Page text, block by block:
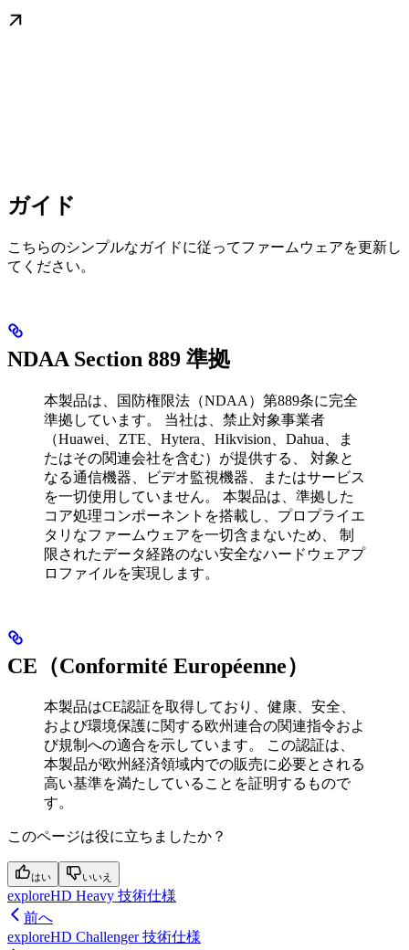
ガイド
こちらのシンプルなガイドに従ってファームウェアを更新し
てください。
NDAA Section 889 準拠
本製品は、国防権限法（NDAA）第889条に完全
準拠しています。 当社は、禁止対象事業者
（Huawei、ZTE、Hytera、Hikvision、Dahua、ま
たはその関連会社を含む）が提供する、 対象と
なる通信機器、ビデオ監視機器、またはサービス
を一切使用していません。 本製品は、準拠した
コア処理コンポーネントを搭載し、プロプライエ
タリなファームウェアを一切含まないため、 制
限されたデータ経路のない安全なハードウェアプ
ロファイルを実現します。
CE（Conformité Européenne）
本製品はCE認証を取得しており、健康、安全、
および環境保護に関する欧州連合の関連指令およ
び規制への適合を示しています。 この認証は、
本製品が欧州経済領域内での販売に必要とされる
高い基準を満たしていることを証明するもので
す。
このページは役に立ちましたか？
はい いいえ
exploreHD Heavy 技術仕様
前へ
exploreHD Challenger 技術仕様